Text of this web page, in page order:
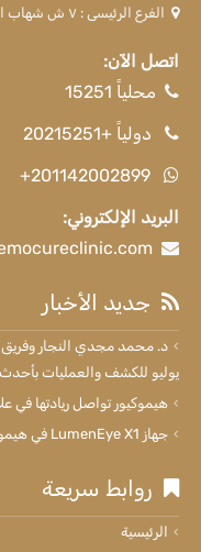
الفرع الرئيسى : ٧ ش شهاب المهندسين - الجيزة - مصر
اتصل الآن:
محلياً 15251
دولياً +20215251
+201142002899
البريد الإلكتروني:
جديد الأخبار
يوليو للكشف والعمليات بأحدث
هيموكيور تواصل ريادتها في
جهاز LumenEye X1 في هيموكيور | الأول في مصر | تشخيص أمراض الشرج
روابط سريعة
الرئيسية